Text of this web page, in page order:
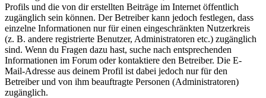
Profils und die von dir erstellten Beiträge im Internet öffentlich
zugänglich sein können. Der Betreiber kann jedoch festlegen, dass
einzelne Informationen nur für einen eingeschränkten Nutzerkreis
(z. B. andere registrierte Benutzer, Administratoren etc.) zugänglich
sind. Wenn du Fragen dazu hast, suche nach entsprechenden
Informationen im Forum oder kontaktiere den Betreiber. Die E-
Mail-Adresse aus deinem Profil ist dabei jedoch nur für den
Betreiber und von ihm beauftragte Personen (Administratoren)
zugänglich.